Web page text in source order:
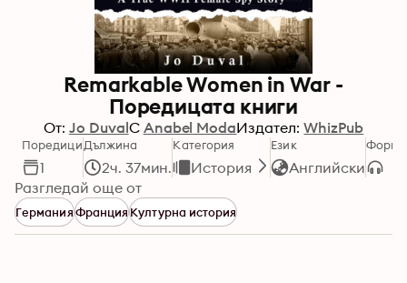
Remarkable Women in War -
Поредицата книги
От: Jo DuvalС Anabel ModaИздател: WhizPub
Поредици
1
Дължина
2ч. 37мин.
Категория
История
Език
Английски
Разгледай още от
ГерманияФранцияКултурна история